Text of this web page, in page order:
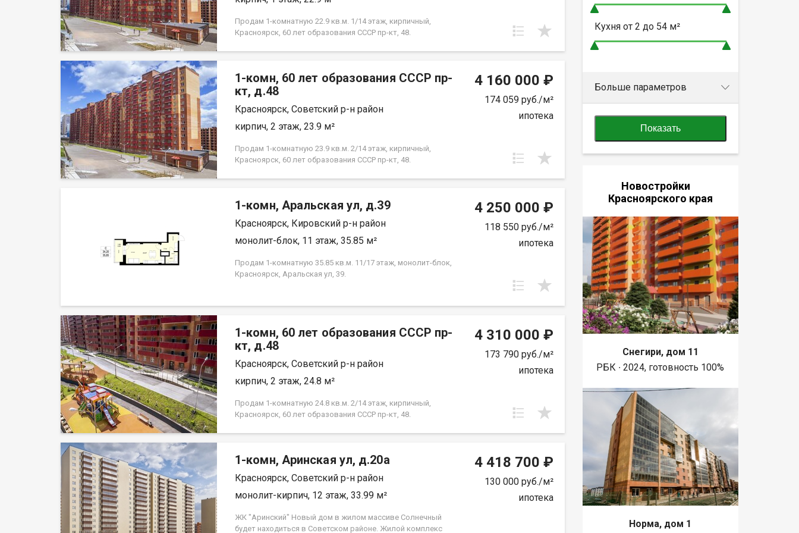
для комфортного проживания. Условия продажи:
договоренности.
Продам 1-комнатную 22.9 кв.м. 1/14 этаж, кирпичный,
Красноярск, 60 лет образования СССР пр-кт, 48.
1-комн, 60 лет образования СССР пр-
кт, д.48
Красноярск, Советский р-н район
кирпич, 2 этаж, 23.9 м²
Продам 1-комнатную 23.9 кв.м. 2/14 этаж, кирпичный,
Красноярск, 60 лет образования СССР пр-кт, 48.
4 160 000 ₽
174 059 руб./м²
ипотека
1-комн, Аральская ул, д.39
Красноярск, Кировский р-н район
монолит-блок, 11 этаж, 35.85 м²
Продам 1-комнатную 35.85 кв.м. 11/17 этаж, монолит-блок,
Красноярск, Аральская ул, 39.
4 250 000 ₽
118 550 руб./м²
ипотека
1-комн, 60 лет образования СССР пр-
кт, д.48
Красноярск, Советский р-н район
кирпич, 2 этаж, 24.8 м²
Продам 1-комнатную 24.8 кв.м. 2/14 этаж, кирпичный,
Красноярск, 60 лет образования СССР пр-кт, 48.
4 310 000 ₽
173 790 руб./м²
ипотека
1-комн, Аринская ул, д.20а
Красноярск, Советский р-н район
монолит-кирпич, 12 этаж, 33.99 м²
ЖК "Аринский" Новый дом в жилом массиве Солнечный
будет находиться в Советском районе. Жилой комплекс
4 418 700 ₽
130 000 руб./м²
ипотека
Кухня от 2 до 54м²
Больше параметров
Показать
Новостройки
Красноярского края
Снегири, дом 11
РБК ∙ 2024, готовность 100%
Норма, дом 1